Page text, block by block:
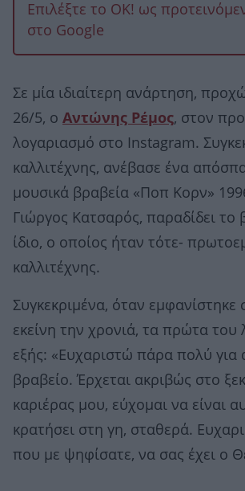
Επιλέξτε το OK! ως
στο Google
Σε μία ιδιαίτερη ανάρτηση,
26/5, ο Αντώνης Ρέμος, στον
λογαριασμό στο Instagram.
καλλιτέχνης, ανέβασε ένα
μουσικά βραβεία «Ποπ Κορν»
Γιώργος Κατσαρός, παραδίδει το
ίδιο, ο οποίος ήταν τότε-
καλλιτέχνης.
Συγκεκριμένα, όταν εμφανίστηκε
εκείνη την χρονιά, τα πρώτα του
εξής: «Ευχαριστώ πάρα πολύ για
βραβείο. Έρχεται ακριβώς στο
καριέρας μου, εύχομαι να είναι
κρατήσει στη γη, σταθερά.
που με ψηφίσατε, να σας έχει ο